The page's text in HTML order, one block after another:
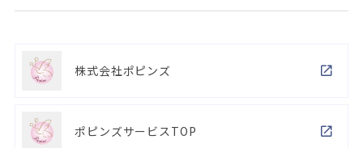
株式会社ポピンズ
ポピンズサービスTOP